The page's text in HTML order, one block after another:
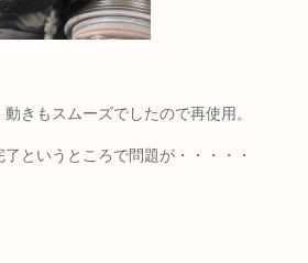
きもスムーズでしたので再使用。
というところで問題が・・・・・